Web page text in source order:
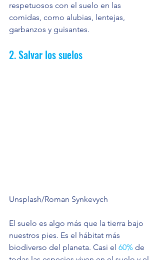
respetuosos con el suelo en las
comidas, como alubias, lentejas,
garbanzos y guisantes.
2. Salvar los suelos
Unsplash/Roman Synkevych
El suelo es algo más que la tierra bajo
nuestros pies. Es el hábitat más
biodiverso del planeta. Casi el 60% de